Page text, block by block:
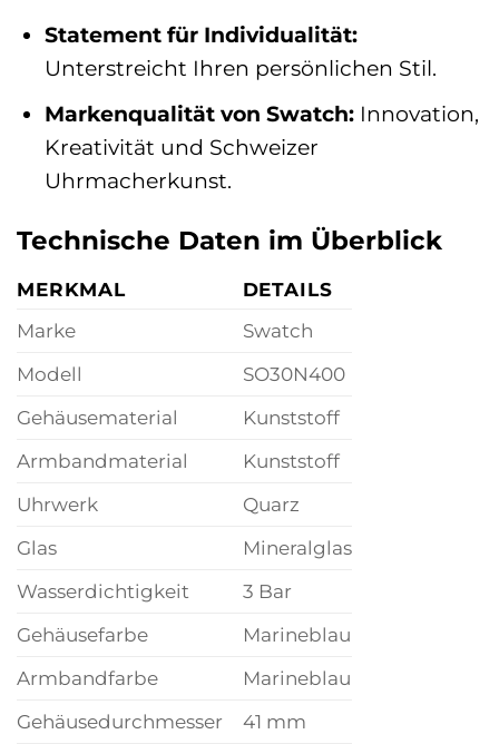
Statement für Individualität:
Unterstreicht Ihren persönlichen Stil.
Markenqualität von Swatch:Innovation,
Kreativität und Schweizer
Uhrmacherkunst.
Technische Daten im Überblick
MERKMAL
DETAILS
Marke
Swatch
Modell
SO30N400
Gehäusematerial
Kunststoff
Armbandmaterial
Kunststoff
Uhrwerk
Quarz
Glas
Mineralglas
Wasserdichtigkeit
3 Bar
Gehäusefarbe
Marineblau
Armbandfarbe
Marineblau
Gehäusedurchmesser
41 mm